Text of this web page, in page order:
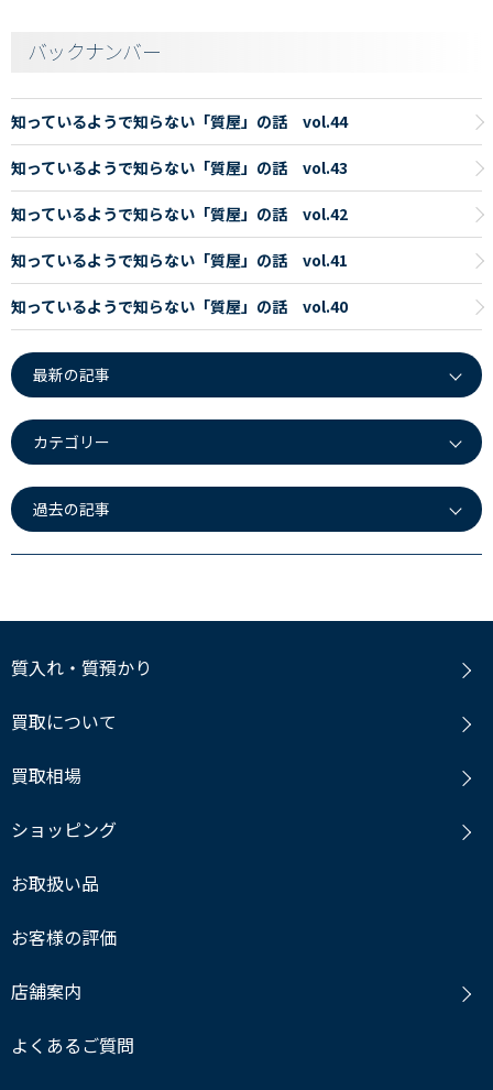
バックナンバー
知っているようで知らない「質屋」の話 vol.44
知っているようで知らない「質屋」の話 vol.43
知っているようで知らない「質屋」の話 vol.42
知っているようで知らない「質屋」の話 vol.41
知っているようで知らない「質屋」の話 vol.40
最新の記事
カテゴリー
過去の記事
質入れ・質預かり
買取について
買取相場
ショッピング
お取扱い品
お客様の評価
店舗案内
よくあるご質問